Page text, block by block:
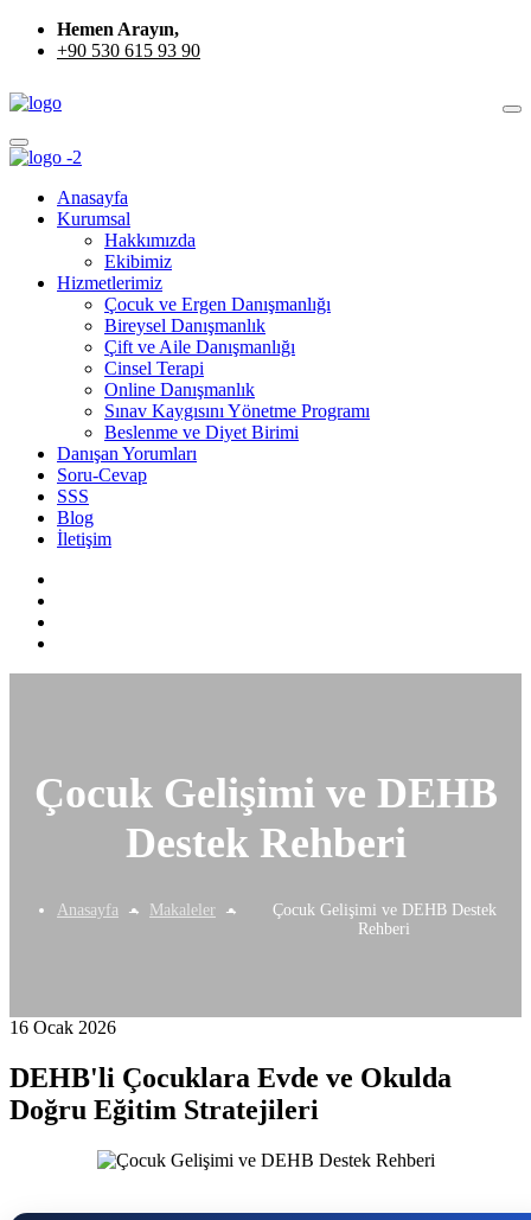
Hemen Arayın,
+90 530 615 93 90
Anasayfa
Kurumsal
Hakkımızda
Ekibimiz
Hizmetlerimiz
Çocuk ve Ergen Danışmanlığı
Bireysel Danışmanlık
Çift ve Aile Danışmanlığı
Cinsel Terapi
Online Danışmanlık
Sınav Kaygısını Yönetme Programı
Beslenme ve Diyet Birimi
Danışan Yorumları
Soru-Cevap
SSS
Blog
İletişim
Çocuk Gelişimi ve DEHB
Destek Rehberi
Anasayfa Makaleler
Çocuk Gelişimi ve DEHB Destek
Rehberi
16 Ocak 2026
DEHB'li Çocuklara Evde ve Okulda
Doğru Eğitim Stratejileri